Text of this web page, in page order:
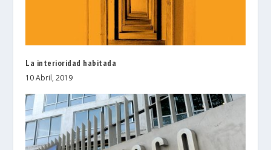
La interioridad habitada
10 Abril, 2019